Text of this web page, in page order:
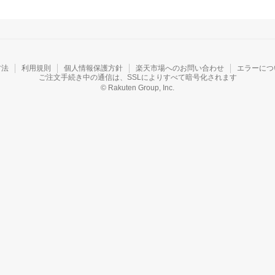
利用規則 個人情報保護方針 楽天市場へのお問い合わせ
エラーに
ご注文手続き中の通信は、SSLによりすべて暗号化されます
© Rakuten Group, Inc.